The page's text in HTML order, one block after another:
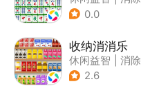
0.0
收纳消消乐
休闲益智
消除
2.6